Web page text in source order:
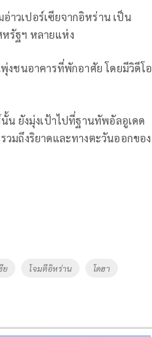
าวเปอร์เซียจากอิหร่าน เป็น
รัฐฯ หลายแห่ง
งชนอาคารที่พักอาศัย โดยมีวิดีโอ
น ยังมุ่งเป้าไปที่ฐานทัพอัลอูเดด
มถึงริยาดและทางตะวันออกของ
ย โจมตีอิหร่าน โดฮา